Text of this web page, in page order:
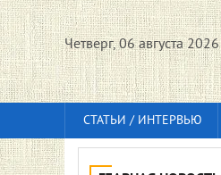
Четверг, 06 августа 2026
СТАТЬИ / ИНТЕРВЬЮ